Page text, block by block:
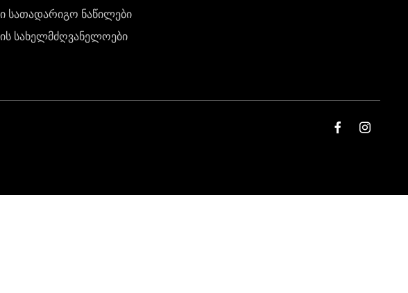
სათადარიგო ნაწილები
სახელმძღვანელოები